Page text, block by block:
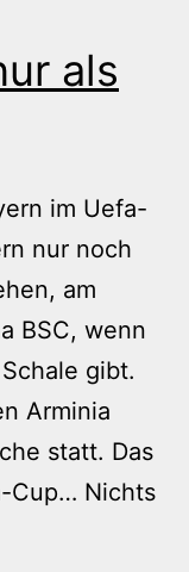
als
im Uefa-
nur noch
am
BSC, wenn
gibt.
Arminia
statt. Das
Cup… Nichts